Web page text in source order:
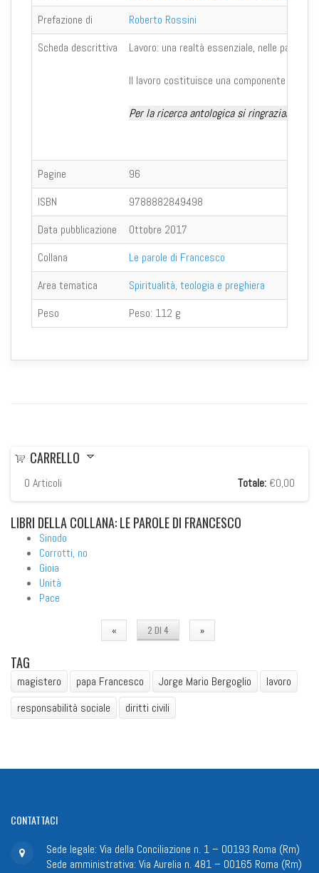
Prefazione di
Roberto Rossini
Scheda descrittiva
Lavoro: una realtà essenziale, nelle parole
Il lavoro costituisce una componente
Per la ricerca antologica si ringraziano
Pagine
96
ISBN
9788882849498
Data pubblicazione
Ottobre 2017
Collana
Le parole di Francesco
Area tematica
Spiritualità, teologia e preghiera
Peso
Peso: 112 g
CARRELLO
0 Articoli Totale: €0,00
LIBRI DELLA COLLANA: LE PAROLE DI FRANCESCO
Sinodo
Corrotti, no
Gioia
Unità
Pace
« 2 DI 4 »
TAG
magistero papa Francesco Jorge Mario Bergoglio
lavoro
responsabilità sociale
diritti civili
CONTATTACI
Sede legale: Via della Conciliazione n. 1 – 00193 Roma (Rm)
Sede amministrativa: Via Aurelia n. 481 – 00165 Roma (Rm)